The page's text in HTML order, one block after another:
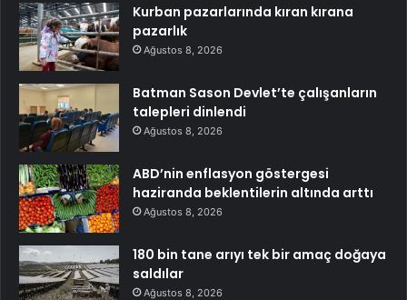
Kurban pazarlarında kıran kırana
pazarlık
Ağustos 8, 2026
Batman Sason Devlet’te çalışanların
talepleri dinlendi
Ağustos 8, 2026
ABD’nin enflasyon göstergesi
haziranda beklentilerin altında arttı
Ağustos 8, 2026
180 bin tane arıyı tek bir amaç doğaya
saldılar
Ağustos 8, 2026